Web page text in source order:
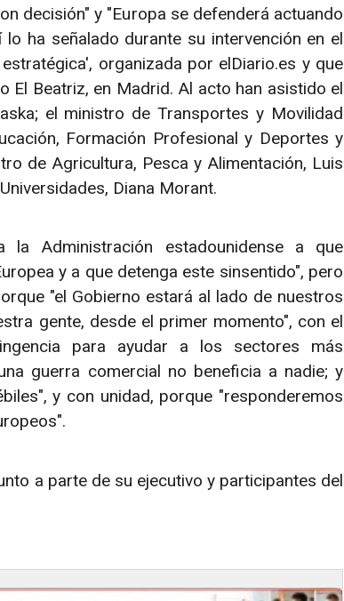
decisión" y "Europa se defenderá actuando
ha señalado durante su intervención en el
organizada por elDiario.es y que
El Beatriz, en Madrid. Al acto han asistido el
el ministro de Transportes y Movilidad
Formación Profesional y Deportes y
de Agricultura, Pesca y Alimentación, Luis
Diana Morant.
Administración estadounidense a que
y a que detenga este sinsentido", pero
"el Gobierno estará al lado de nuestros
gente, desde el primer momento", con el
para ayudar a los sectores más
guerra comercial no beneficia a nadie; y
y con unidad, porque "responderemos
a parte de su ejecutivo y participantes del